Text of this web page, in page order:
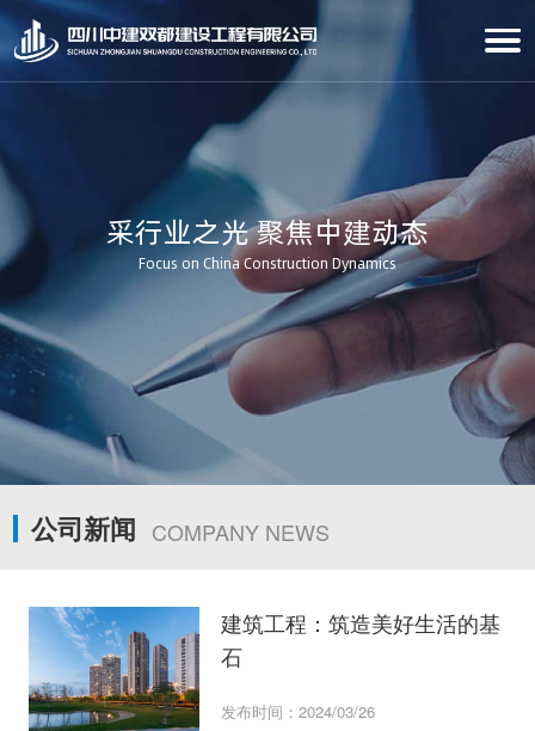
采行业之光 聚焦中建动态
Focus on China Construction Dynamics
公司新闻 COMPANY NEWS
建筑工程：筑造美好生活的基
石
发布时间：2024/03/26